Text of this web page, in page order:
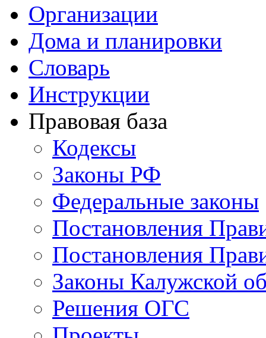
Организации
Дома и планировки
Словарь
Инструкции
Правовая база
Кодексы
Законы РФ
Федеральные законы
Постановления
Постановления
Законы Калужской
Решения ОГС